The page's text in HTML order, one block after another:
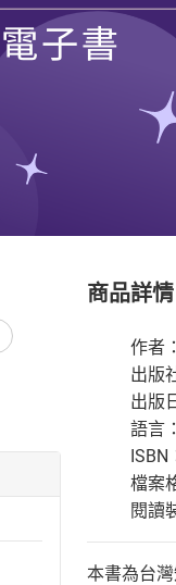
商品詳情
作者：
出版
出版
語言
ISBN
檔案
閱讀
本書為台